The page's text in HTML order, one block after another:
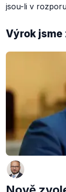
jsou-li v
Výrok jsme